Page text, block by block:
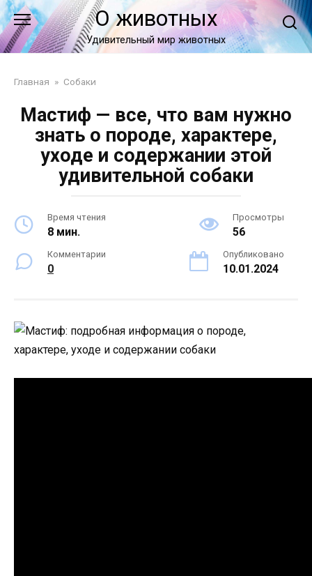
Перейти
к
контенту
О животных
Удивительный мир животных
Главная » Собаки
Мастиф — все, что вам нужно
знать о породе, характере,
уходе и содержании этой
удивительной собаки
Время чтения
8 мин.
Просмотры
56
Комментарии
0
Опубликовано
10.01.2024